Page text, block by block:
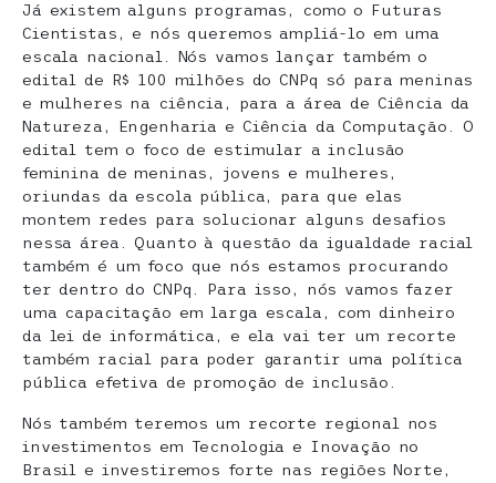
Já existem alguns programas, como o Futuras
Cientistas, e nós queremos ampliá-lo em uma
escala nacional. Nós vamos lançar também o
edital de R$ 100 milhões do CNPq só para meninas
e mulheres na ciência, para a área de Ciência da
Natureza, Engenharia e Ciência da Computação. O
edital tem o foco de estimular a inclusão
feminina de meninas, jovens e mulheres,
oriundas da escola pública, para que elas
montem redes para solucionar alguns desafios
nessa área. Quanto à questão da igualdade racial
também é um foco que nós estamos procurando
ter dentro do CNPq. Para isso, nós vamos fazer
uma capacitação em larga escala, com dinheiro
da lei de informática, e ela vai ter um recorte
também racial para poder garantir uma política
pública efetiva de promoção de inclusão.
Nós também teremos um recorte regional nos
investimentos em Tecnologia e Inovação no
Brasil e investiremos forte nas regiões Norte,